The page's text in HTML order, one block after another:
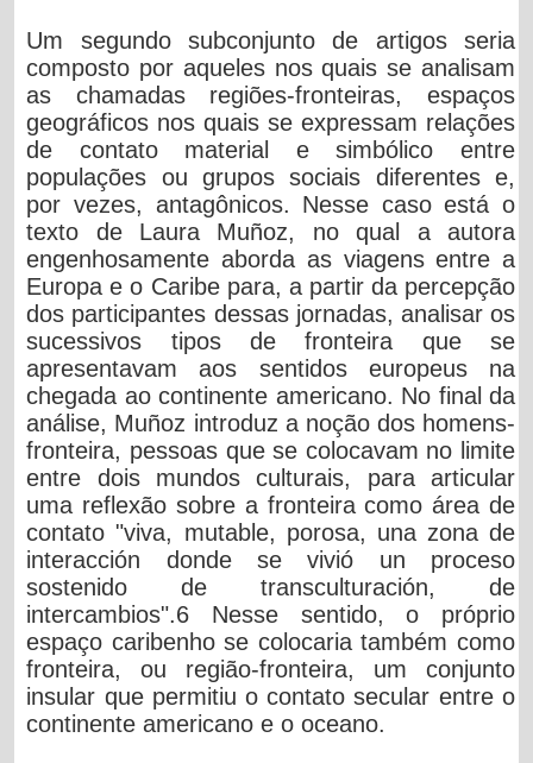
Um segundo subconjunto de artigos seria
composto por aqueles nos quais se analisam
as chamadas regiões-fronteiras, espaços
geográficos nos quais se expressam relações
de contato material e simbólico entre
populações ou grupos sociais diferentes e,
por vezes, antagônicos. Nesse caso está o
texto de Laura Muñoz, no qual a autora
engenhosamente aborda as viagens entre a
Europa e o Caribe para, a partir da percepção
dos participantes dessas jornadas, analisar os
sucessivos tipos de fronteira que se
apresentavam aos sentidos europeus na
chegada ao continente americano. No final da
análise, Muñoz introduz a noção dos homens-
fronteira, pessoas que se colocavam no limite
entre dois mundos culturais, para articular
uma reflexão sobre a fronteira como área de
contato "viva, mutable, porosa, una zona de
interacción donde se vivió un proceso
sostenido de transculturación, de
intercambios".6 Nesse sentido, o próprio
espaço caribenho se colocaria também como
fronteira, ou região-fronteira, um conjunto
insular que permitiu o contato secular entre o
continente americano e o oceano.